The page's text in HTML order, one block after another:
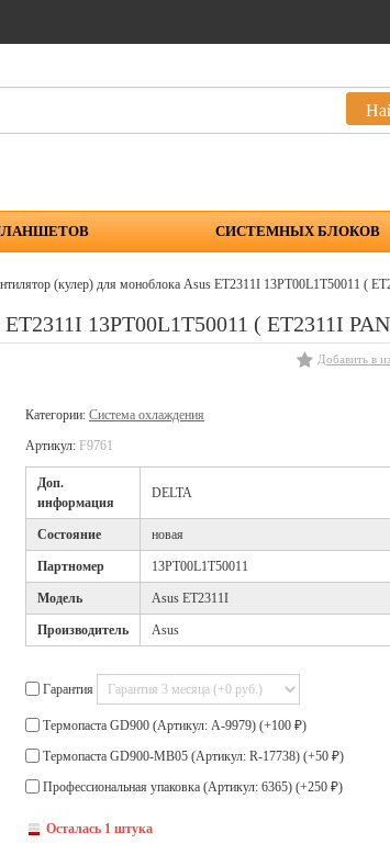
СИСТЕМНЫХ БЛОКОВ
(кулер) для моноблока Asus ET2311I 13PT00L1T50011 (
13PT00L1T50011 ( ET2311I
Добавить в
Категории: Cистема охлаждения
Артикул: F9761
Доп.
информация
DELTA
Cостояние новая
Партномер 13PT00L1T50011
Модель Asus ET2311I
Производитель Asus
Гарантия
Термопаста GD900 (Артикул: A-9979) (+100 ₽)
Термопаста GD900-MB05 (Артикул: R-17738) (+50 ₽)
Профессиональная упаковка (Артикул: 6365) (+250 ₽)
Осталась 1 штука